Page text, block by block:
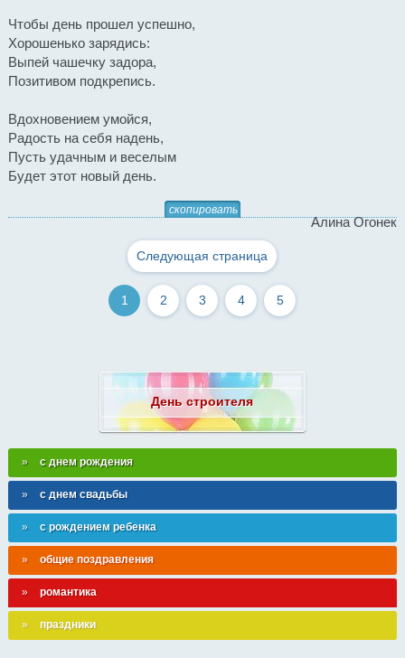
Чтобы день прошел успешно,
Хорошенько зарядись:
Выпей чашечку задора,
Позитивом подкрепись.
Вдохновением умойся,
Радость на себя надень,
Пусть удачным и веселым
Будет этот новый день.
скопировать
Алина Огонек
Следующая страница
1 2 3 4 5
День строителя
с днем рождения
с днем свадьбы
с рождением ребенка
общие поздравления
романтика
праздники